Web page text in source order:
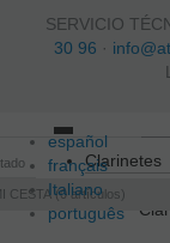
SERVICIO
30 96 ·
español
français
Italiano
português
CESTA 0artículos
Toggle
navigation
Clarinetes